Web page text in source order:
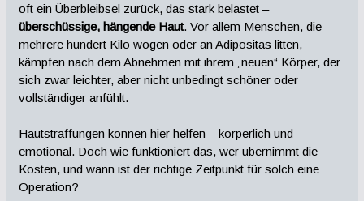
oft ein Überbleibsel zurück, das stark belastet –
überschüssige, hängende Haut. Vor allem Menschen, die
mehrere hundert Kilo wogen oder an Adipositas litten,
kämpfen nach dem Abnehmen mit ihrem „neuen“ Körper, der
sich zwar leichter, aber nicht unbedingt schöner oder
vollständiger anfühlt.
Hautstraffungen können hier helfen – körperlich und
emotional. Doch wie funktioniert das, wer übernimmt die
Kosten, und wann ist der richtige Zeitpunkt für solch eine
Operation?